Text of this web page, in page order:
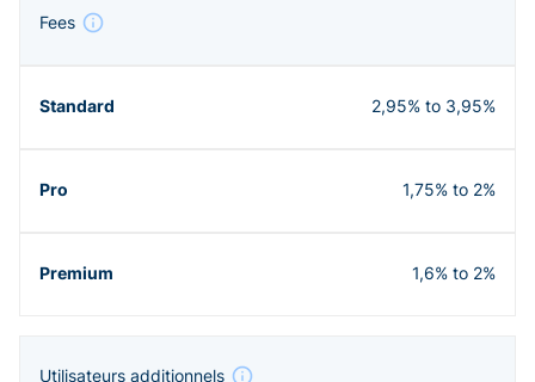
Fees
2,95% to 3,95%
1,75% to 2%
1,6% to 2%
Utilisateurs additionnels